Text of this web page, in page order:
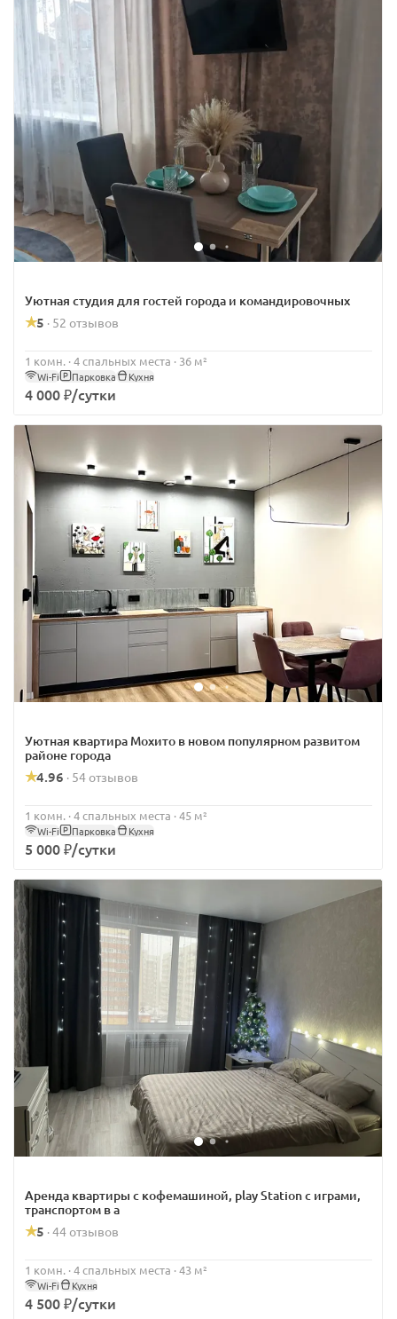
Уютная студия для гостей города и командировочных
5 · 52 отзывов
1 комн. · 4 спальных места · 36 м²
Wi-Fi Парковка Кухня
4 000 ₽/сутки
Уютная квартира Мохито в новом популярном развитом
районе города
4.96 · 54 отзывов
1 комн. · 4 спальных места · 45 м²
Wi-Fi Парковка Кухня
5 000 ₽/сутки
Аренда квартиры с кофемашиной, play Station с играми,
транспортом в а
5 ·44 отзывов
1 комн. · 4 спальных места · 43 м²
Wi-Fi Кухня
4 500 ₽/сутки